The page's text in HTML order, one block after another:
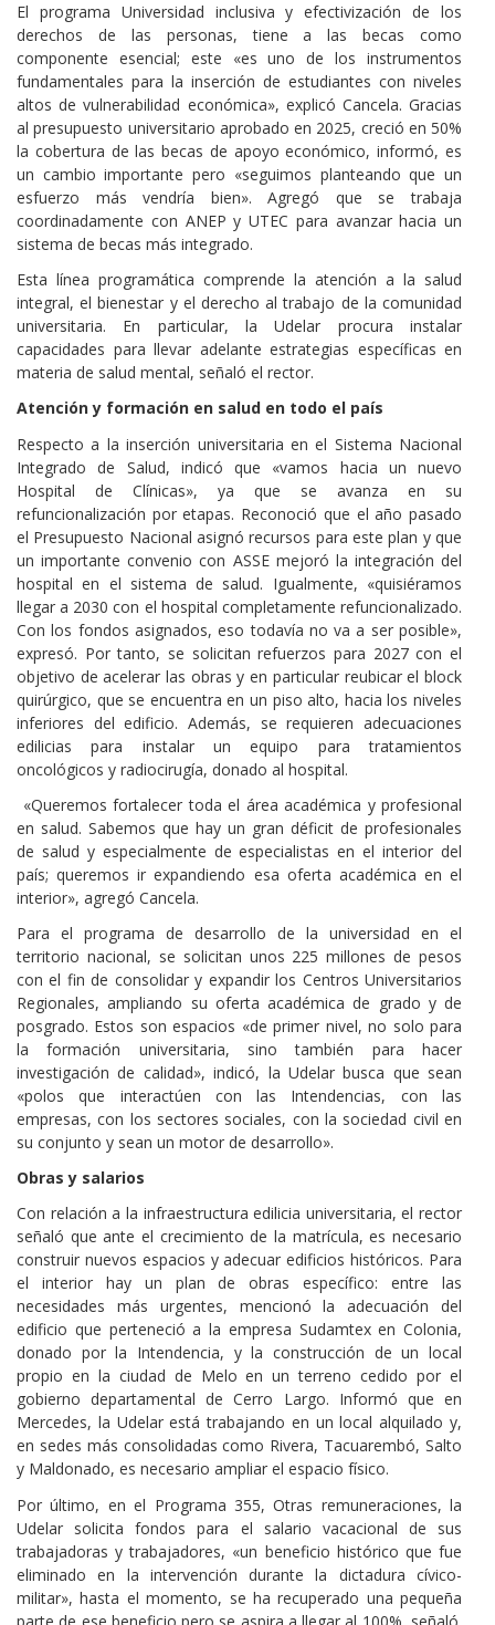
El programa Universidad inclusiva y efectivización de los
derechos de las personas, tiene a las becas como
componente esencial; este «es uno de los instrumentos
fundamentales para la inserción de estudiantes con niveles
altos de vulnerabilidad económica», explicó Cancela. Gracias
al presupuesto universitario aprobado en 2025, creció en 50%
la cobertura de las becas de apoyo económico, informó, es
un cambio importante pero «seguimos planteando que un
esfuerzo más vendría bien». Agregó que se trabaja
coordinadamente con ANEP y UTEC para avanzar hacia un
sistema de becas más integrado.
Esta línea programática comprende la atención a la salud
integral, el bienestar y el derecho al trabajo de la comunidad
universitaria. En particular, la Udelar procura instalar
capacidades para llevar adelante estrategias específicas en
materia de salud mental, señaló el rector.
Atención y formación en salud en todo el país
Respecto a la inserción universitaria en el Sistema Nacional
Integrado de Salud, indicó que «vamos hacia un nuevo
Hospital de Clínicas», ya que se avanza en su
refuncionalización por etapas. Reconoció que el año pasado
el Presupuesto Nacional asignó recursos para este plan y que
un importante convenio con ASSE mejoró la integración del
hospital en el sistema de salud. Igualmente, «quisiéramos
llegar a 2030 con el hospital completamente refuncionalizado.
Con los fondos asignados, eso todavía no va a ser posible»,
expresó. Por tanto, se solicitan refuerzos para 2027 con el
objetivo de acelerar las obras y en particular reubicar el block
quirúrgico, que se encuentra en un piso alto, hacia los niveles
inferiores del edificio. Además, se requieren adecuaciones
edilicias para instalar un equipo para tratamientos
oncológicos y radiocirugía, donado al hospital.
«Queremos fortalecer toda el área académica y profesional
en salud. Sabemos que hay un gran déficit de profesionales
de salud y especialmente de especialistas en el interior del
país; queremos ir expandiendo esa oferta académica en el
interior», agregó Cancela.
Para el programa de desarrollo de la universidad en el
territorio nacional, se solicitan unos 225 millones de pesos
con el fin de consolidar y expandir los Centros Universitarios
Regionales, ampliando su oferta académica de grado y de
posgrado. Estos son espacios «de primer nivel, no solo para
la formación universitaria, sino también para hacer
investigación de calidad», indicó, la Udelar busca que sean
«polos que interactúen con las Intendencias, con las
empresas, con los sectores sociales, con la sociedad civil en
su conjunto y sean un motor de desarrollo».
Obras y salarios
Con relación a la infraestructura edilicia universitaria, el rector
señaló que ante el crecimiento de la matrícula, es necesario
construir nuevos espacios y adecuar edificios históricos. Para
el interior hay un plan de obras específico: entre las
necesidades más urgentes, mencionó la adecuación del
edificio que perteneció a la empresa Sudamtex en Colonia,
donado por la Intendencia, y la construcción de un local
propio en la ciudad de Melo en un terreno cedido por el
gobierno departamental de Cerro Largo. Informó que en
Mercedes, la Udelar está trabajando en un local alquilado y,
en sedes más consolidadas como Rivera, Tacuarembó, Salto
y Maldonado, es necesario ampliar el espacio físico.
Por último, en el Programa 355, Otras remuneraciones, la
Udelar solicita fondos para el salario vacacional de sus
trabajadoras y trabajadores, «un beneficio histórico que fue
eliminado en la intervención durante la dictadura cívico-
militar», hasta el momento, se ha recuperado una pequeña
parte de ese beneficio pero se aspira a llegar al 100%, señaló.